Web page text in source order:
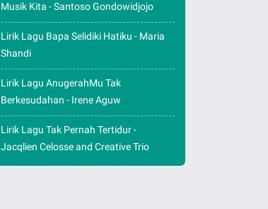
Musik Kita - Santoso Gondowidjojo
Lirik Lagu Bapa Selidiki Hatiku - Maria
Shandi
Lirik Lagu AnugerahMu Tak
Berkesudahan - Irene Aguw
Lirik Lagu Tak Pernah Tertidur -
Jacqlien Celosse and Creative Trio